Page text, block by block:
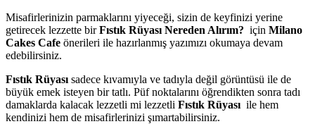
Misafirlerinizin parmaklarını yiyeceği, sizin de keyfinizi yerine
getirecek lezzette birFıstık Rüyası Nereden Alırım? için Milano
Cakes Cafe önerileri ile hazırlanmış yazımızı okumaya devam
edebilirsiniz.
Fıstık Rüyası sadece kıvamıyla ve tadıyla değil görüntüsü ile de
büyük emek isteyen bir tatlı. Püf noktalarını öğrendikten sonra tadı
damaklarda kalacak lezzetli mi lezzetli Fıstık Rüyası ile hem
kendinizi hem de misafirlerinizi şımartabilirsiniz.